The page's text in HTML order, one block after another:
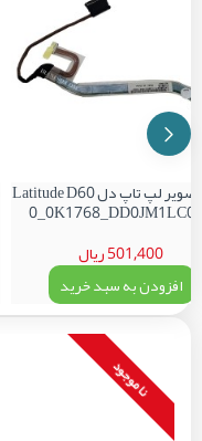
فلت تصویر لپ تاپ دل Latitude D60
501,400 ریال
افزودن به سبد خرید
نا موجود